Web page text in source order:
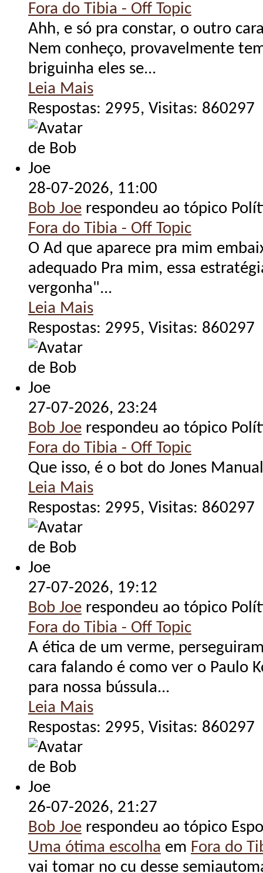
Fora do Tibia - Off Topic
Ahh, e só pra constar, o outro
Nem conheço, provavelmente
briguinha eles se...
Leia Mais
Respostas: 2995, Visitas: 860297
28-07-2026, 11:00
Bob Joe respondeu ao tópico
Fora do Tibia - Off Topic
O Ad que aparece pra mim
adequado Pra mim, essa
vergonha"...
Leia Mais
Respostas: 2995, Visitas: 860297
27-07-2026, 23:24
Bob Joe respondeu ao tópico
Fora do Tibia - Off Topic
Que isso, é o bot do Jones
Leia Mais
Respostas: 2995, Visitas: 860297
27-07-2026, 19:12
Bob Joe respondeu ao tópico
Fora do Tibia - Off Topic
A ética de um verme,
cara falando é como ver o Paulo
para nossa bússula...
Leia Mais
Respostas: 2995, Visitas: 860297
26-07-2026, 21:27
Bob Joe respondeu ao tópico
Uma ótima escolha em Fora do
vai tomar no cu desse